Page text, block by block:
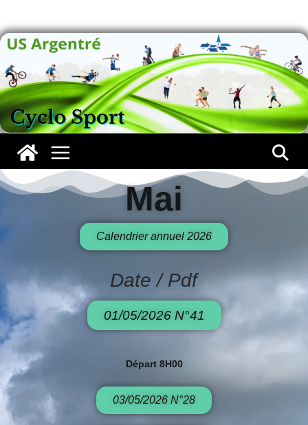
Mai
Calendrier annuel 2026
Date / Pdf
01/05/2026 N°41
Départ 8H00
03/05/2026 N°28